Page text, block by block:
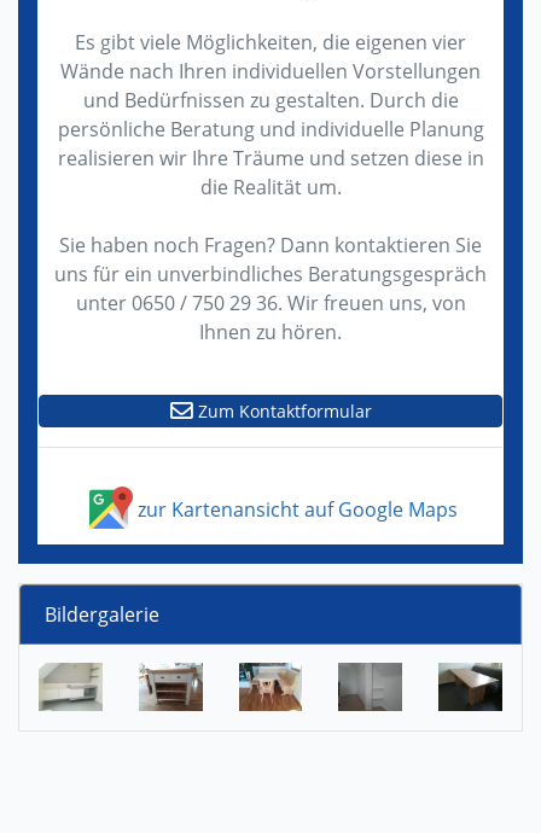
Es gibt viele Möglichkeiten, die eigenen vier
Wände nach Ihren individuellen Vorstellungen
und Bedürfnissen zu gestalten. Durch die
persönliche Beratung und individuelle Planung
realisieren wir Ihre Träume und setzen diese in
die Realität um.
Sie haben noch Fragen? Dann kontaktieren Sie
uns für ein unverbindliches Beratungsgespräch
unter 0650 / 750 29 36. Wir freuen uns, von
Ihnen zu hören.
Zum Kontaktformular
zur Kartenansicht auf Google Maps
Bildergalerie